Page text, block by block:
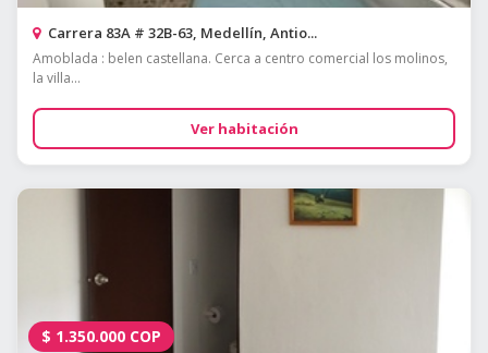
Carrera 83A # 32B-63, Medellín, Antio...
Amoblada : belen castellana. Cerca a centro comercial los molinos,
la villa...
Ver habitación
$ 1.350.000 COP